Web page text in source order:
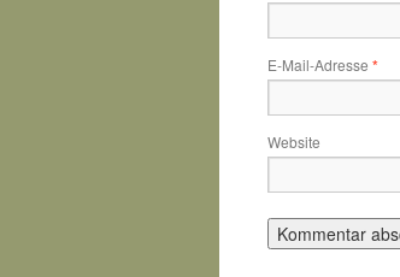
E-Mail-Adresse *
Website